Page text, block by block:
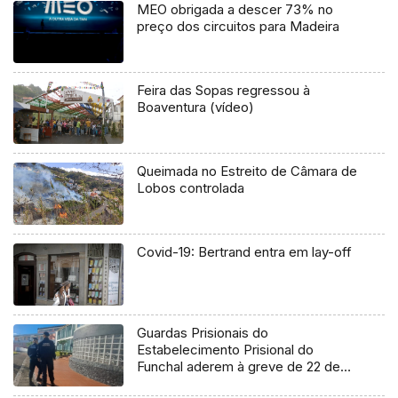
MEO obrigada a descer 73% no
preço dos circuitos para Madeira
Feira das Sopas regressou à
Boaventura (vídeo)
Queimada no Estreito de Câmara de
Lobos controlada
Covid-19: Bertrand entra em lay-off
Guardas Prisionais do
Estabelecimento Prisional do
Funchal aderem à greve de 22 de